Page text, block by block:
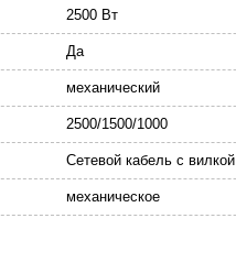
2500 Вт
Да
механический
2500/1500/1000
Сетевой кабель с вилкой
механическое